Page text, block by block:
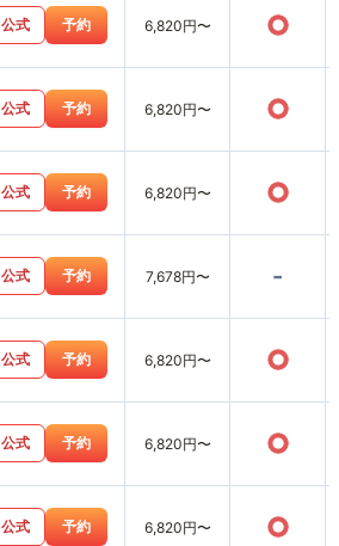
公式 予約 6,820円〜 ○
公式 予約 6,820円〜 ○
公式 予約 6,820円〜 ○
公式 予約 7,678円〜 -
公式 予約 6,820円〜 ○
公式 予約 6,820円〜 ○
公式 予約 6,820円〜 ○